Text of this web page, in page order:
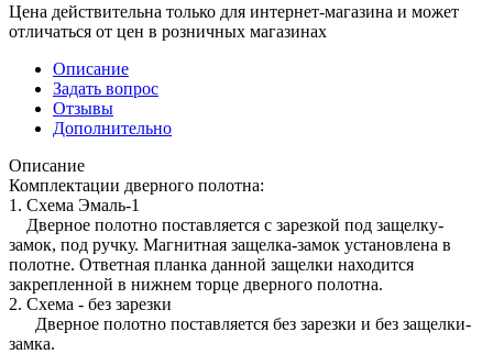
Цена действительна только для интернет-магазина и может
отличаться от цен в розничных магазинах
Описание
Задать вопрос
Отзывы
Дополнительно
Описание
Комплектации дверного полотна:
1. Схема Эмаль-1
Дверное полотно поставляется с зарезкой под защелку-
замок, под ручку. Магнитная защелка-замок установлена в
полотне. Ответная планка данной защелки находится
закрепленной в нижнем торце дверного полотна.
2. Схема - без зарезки
Дверное полотно поставляется без зарезки и без защелки-
замка.